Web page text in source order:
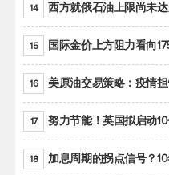
14 西方就俄石油上限尚未达成一致
15 国际金价上方阻力看向
16 美原油交易策略：疫情担忧情绪
17 努力节能！英国拟启动10亿英镑的
18 加息周期的拐点信号？10年期美债收益